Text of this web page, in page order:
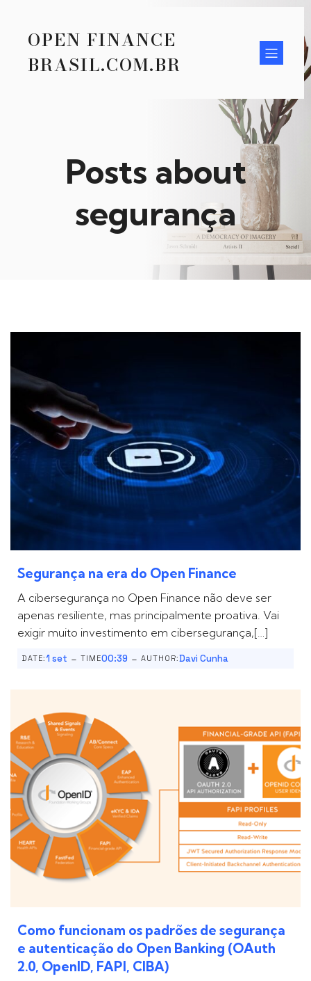
OPEN FINANCE
BRASIL.COM.BR
Posts about
segurança
Segurança na era do Open Finance
A cibersegurança no Open Finance não deve ser
apenas resiliente, mas principalmente proativa. Vai
exigir muito investimento em cibersegurança,[…]
DATE:1 set - TIME00:39 - AUTHOR:Davi Cunha
Como funcionam os padrões de segurança
e autenticação do Open Banking (OAuth
2.0, OpenID, FAPI, CIBA)